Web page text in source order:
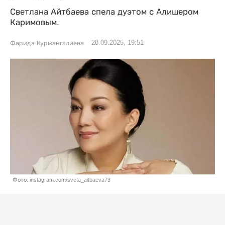
Светлана Айтбаева спела дуэтом с Алишером
Каримовым.
Фарида Курмангалиева 28.09.2025, 19:51
Фото: instagram.com/sveta_aitbaeva73